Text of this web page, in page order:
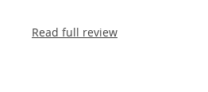
Read full review